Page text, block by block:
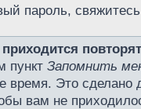
пароль,
пункт Запомнить
время. Это
вам не